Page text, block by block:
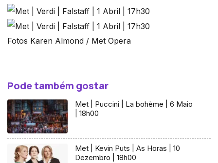
Fotos Karen Almond / Met Opera
Pode também gostar
Met | Puccini | La bohème | 6 Maio
| 18h00
Met | Kevin Puts | As Horas | 10
Dezembro | 18h00